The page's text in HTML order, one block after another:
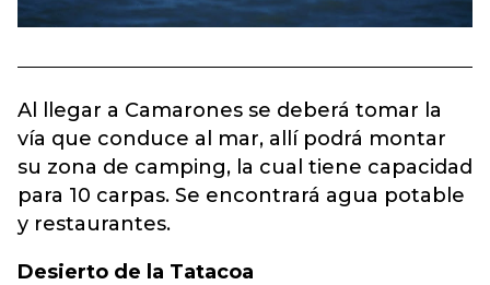
Al llegar a Camarones se deberá tomar la
vía que conduce al mar, allí podrá montar
su zona de camping, la cual tiene capacidad
para 10 carpas. Se encontrará agua potable
y restaurantes.
Desierto de la Tatacoa